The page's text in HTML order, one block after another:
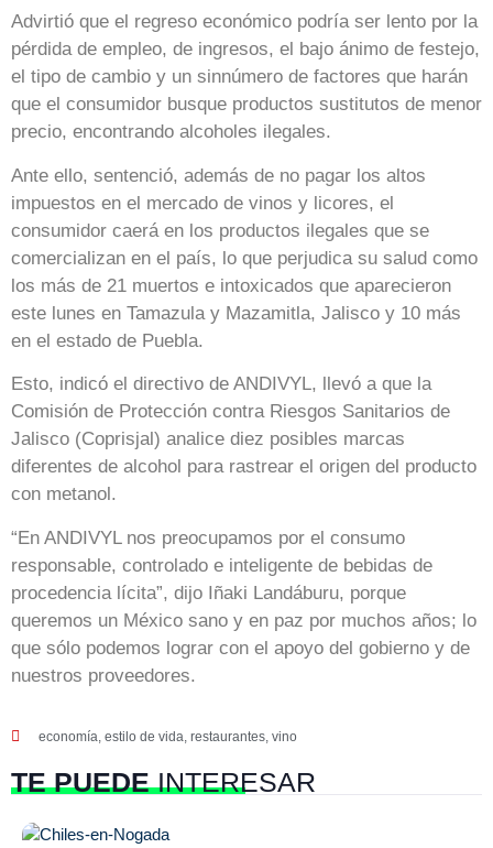
Advirtió que el regreso económico podría ser lento por la
pérdida de empleo, de ingresos, el bajo ánimo de festejo,
el tipo de cambio y un sinnúmero de factores que harán
que el consumidor busque productos sustitutos de menor
precio, encontrando alcoholes ilegales.
Ante ello, sentenció, además de no pagar los altos
impuestos en el mercado de vinos y licores, el
consumidor caerá en los productos ilegales que se
comercializan en el país, lo que perjudica su salud como
los más de 21 muertos e intoxicados que aparecieron
este lunes en Tamazula y Mazamitla, Jalisco y 10 más
en el estado de Puebla.
Esto, indicó el directivo de ANDIVYL, llevó a que la
Comisión de Protección contra Riesgos Sanitarios de
Jalisco (Coprisjal) analice diez posibles marcas
diferentes de alcohol para rastrear el origen del producto
con metanol.
“En ANDIVYL nos preocupamos por el consumo
responsable, controlado e inteligente de bebidas de
procedencia lícita”, dijo Iñaki Landáburu, porque
queremos un México sano y en paz por muchos años; lo
que sólo podemos lograr con el apoyo del gobierno y de
nuestros proveedores.
economía, estilo de vida, restaurantes, vino
TE PUEDEINTERESAR